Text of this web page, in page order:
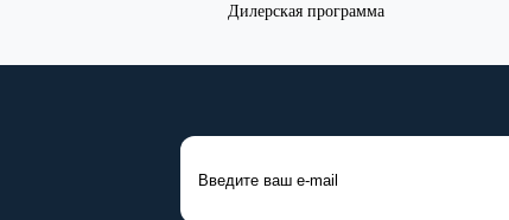
Дилерская программа